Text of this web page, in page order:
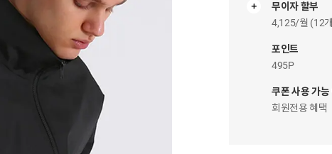
무
무이자 할부
4,125/월 (12
포인트
495P
쿠폰 사용 가능
회원전용 혜택